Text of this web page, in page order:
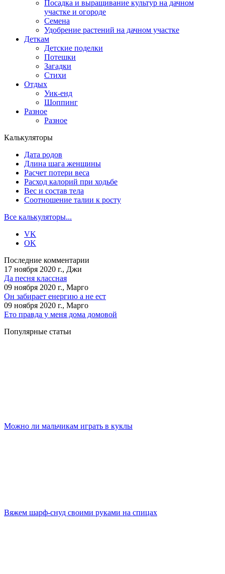
Посадка и выращивание культур на дачном
участке и огороде
Семена
Удобрение растений на дачном участке
Деткам
Детские поделки
Потешки
Загадки
Стихи
Отдых
Уик-енд
Шоппинг
Разное
Разное
Калькуляторы
Дата родов
Длина шага женщины
Расчет потери веса
Расход калорий при ходьбе
Вес и состав тела
Соотношение талии к росту
Все калькуляторы...
VK
OK
Последние комментарии
17 ноября 2020 г., Джи
Да песня классная
09 ноября 2020 г., Марго
Он забирает енергию а не ест
09 ноября 2020 г., Марго
Ето правда у меня дома домовой
Популярные статьи
Можно ли мальчикам играть в куклы
Вяжем шарф-снуд своими руками на спицах